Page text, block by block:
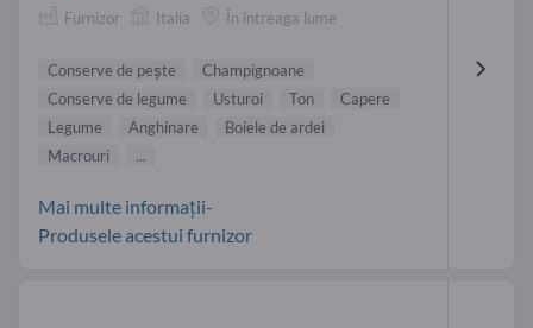
Furnizor Italia În întreaga lume
Conserve de peşte
Champignoane
Conserve de legume
Usturoi Ton
Capere
Legume
Anghinare
Boiele de ardei
Macrouri
...
Mai multe informații-
Produsele acestui furnizor